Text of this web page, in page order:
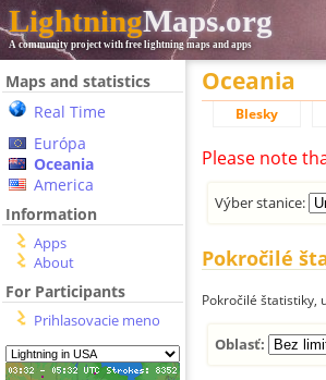
LightningMaps.org
A community project with free lightning maps and apps
Maps and statistics
Real Time
Európa
Oceania
America
Information
Apps
About
For Participants
Prihlasovacie meno
Oceania
Blesky
Please note
Výber stanice:
Pokročilé
Pokročilé štatistiky,
Oblasť: